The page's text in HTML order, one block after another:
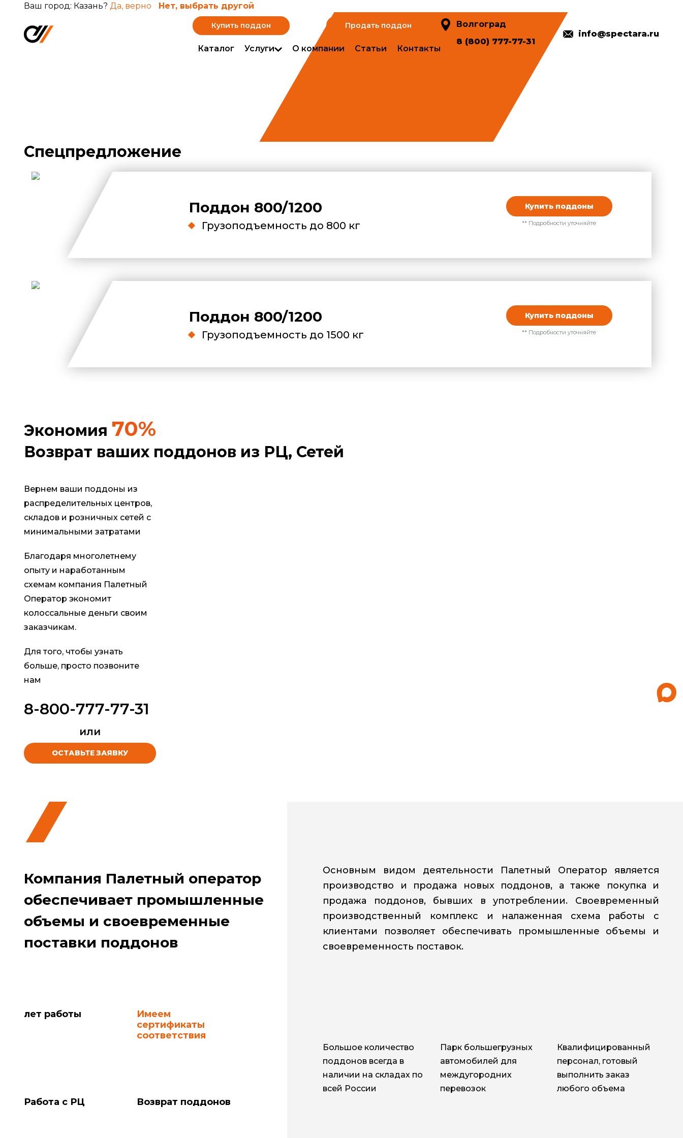
Ваш город: Казань? Да, верно Нет, выбрать другой
Купить поддон Продать поддон
Каталог Услуги О компании Статьи Контакты
Волгоград
8 (800) 777-77-31
info@spectara.ru
Спецпредложение
Поддон 800/1200
Грузоподъемность до 800 кг
Купить поддоны
** Подробности уточняйте
Поддон 800/1200
Грузоподъемность до 1500 кг
Купить поддоны
** Подробности уточняйте
Экономия 70%
Возврат ваших поддонов из РЦ, Сетей
Вернем ваши поддоны из
распределительных центров,
складов и розничных сетей с
минимальными затратами
Благодаря многолетнему
опыту и наработанным
схемам компания Палетный
Оператор экономит
колоссальные деньги своим
заказчикам.
Для того, чтобы узнать
больше, просто позвоните
нам
8-800-777-77-31
или
ОСТАВЬТЕ ЗАЯВКУ
Компания Палетный оператор
обеспечивает промышленные
объемы и своевременные
поставки поддонов
лет работы
Имеем
сертификаты
соответствия
Работа с РЦ Возврат поддонов
Основным видом деятельности Палетный Оператор является
производство и продажа новых поддонов, а также покупка и
продажа поддонов, бывших в употреблении. Своевременный
производственный комплекс и налаженная схема работы с
клиентами позволяет обеспечивать промышленные объемы и
своевременность поставок.
Большое количество
поддонов всегда в
наличии на складах по
всей России
Парк большегрузных
автомобилей для
междугородних
перевозок
Квалифицированный
персонал, готовый
выполнить заказ
любого объема